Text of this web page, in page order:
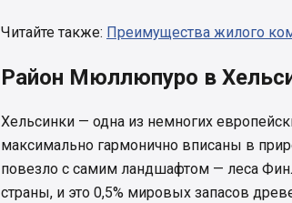
Читайте также: Преимущества жилого
Район Мюллюпуро в
Хельсинки — одна из немногих
максимально гармонично вписаны в
повезло с самим ландшафтом — леса
страны, и это 0,5% мировых запасов